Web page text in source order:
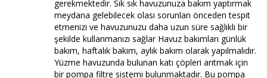
gerekmektedir. Sık sık havuzunuza bakım yaptırmak
meydana gelebilecek olası sorunları önceden tespit
etmenizi ve havuzunuzu daha uzun süre sağlıklı bir
şekilde kullanmanızı sağlar Havuz bakımları günlük
bakım, haftalık bakım, aylık bakım olarak yapılmalıdır.
Yüzme havuzunda bulunan katı çöpleri arıtmak için
bir pompa filtre sistemi bulunmaktadır. Bu pompa